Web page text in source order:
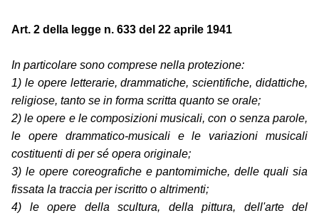
Art. 2 della legge n. 633 del 22 aprile 1941
In particolare sono comprese nella protezione:
1) le opere letterarie, drammatiche, scientifiche, didattiche,
religiose, tanto se in forma scritta quanto se orale;
2) le opere e le composizioni musicali, con o senza parole,
le opere drammatico-musicali e le variazioni musicali
costituenti di per sé opera originale;
3) le opere coreografiche e pantomimiche, delle quali sia
fissata la traccia per iscritto o altrimenti;
4) le opere della scultura, della pittura, dell'arte del